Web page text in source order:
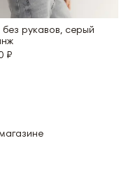
рукавов, серый
₽